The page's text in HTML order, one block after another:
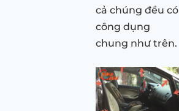
cả chúng đều có
công dụng
chung như trên.